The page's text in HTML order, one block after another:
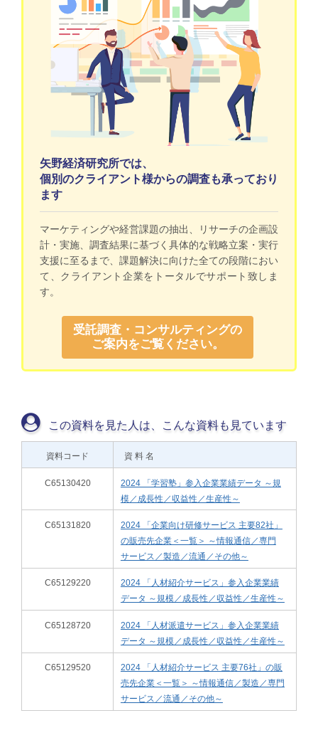
矢野経済研究所では、
個別のクライアント様からの調査も承っており
ます
マーケティングや経営課題の抽出、リサーチの企画設
計・実施、調査結果に基づく具体的な戦略立案・実行
支援に至るまで、課題解決に向けた全ての段階におい
て、クライアント企業をトータルでサポート致しま
す。
受託調査・コンサルティングの
ご案内をご覧ください。
この資料を見た人は、こんな資料も見ています
資料コード 資 料 名
C65130420
2024 「学習塾」参入企業業績データ ～規
模／成長性／収益性／生産性～
C65131820
2024 「企業向け研修サービス 主要82社」
の販売先企業＜一覧＞ ～情報通信／専門
サービス／製造／流通／その他～
C65129220
2024 「人材紹介サービス」参入企業業績
データ ～規模／成長性／収益性／生産性～
C65128720
2024 「人材派遣サービス」参入企業業績
データ ～規模／成長性／収益性／生産性～
C65129520
2024 「人材紹介サービス 主要76社」の販
売先企業＜一覧＞ ～情報通信／製造／専門
サービス／流通／その他～